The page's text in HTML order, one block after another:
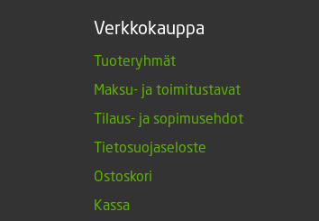
Verkkokauppa
Tuoteryhmät
Maksu- ja toimitustavat
Tilaus- ja sopimusehdot
Tietosuojaseloste
Ostoskori
Kassa